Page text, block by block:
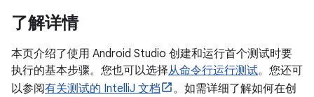
了解详情
本页介绍了使用 Android Studio 创建和运行首个测试时要
执行的基本步骤。您也可以选择从命令行运行测试。您还可
以参阅有关测试的 IntelliJ 文档
。如需详细了解如何在创